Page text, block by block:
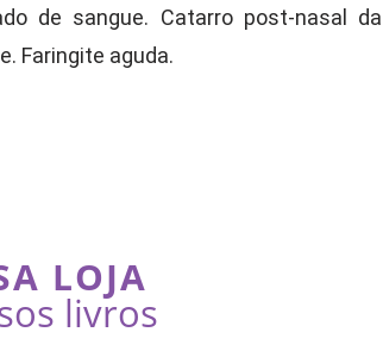
de sangue. Catarro post-nasal da
Faringite aguda.
LOJA
livros